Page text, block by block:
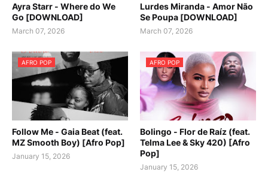
Ayra Starr - Where do We
Go [DOWNLOAD]
March 07, 2026
Lurdes Miranda - Amor Não
Se Poupa [DOWNLOAD]
March 07, 2026
AFRO POP
Follow Me - Gaia Beat (feat.
MZ Smooth Boy) [Afro Pop]
January 15, 2026
AFRO POP
Bolingo - Flor de Raíz (feat.
Telma Lee & Sky 420) [Afro
Pop]
January 15, 2026